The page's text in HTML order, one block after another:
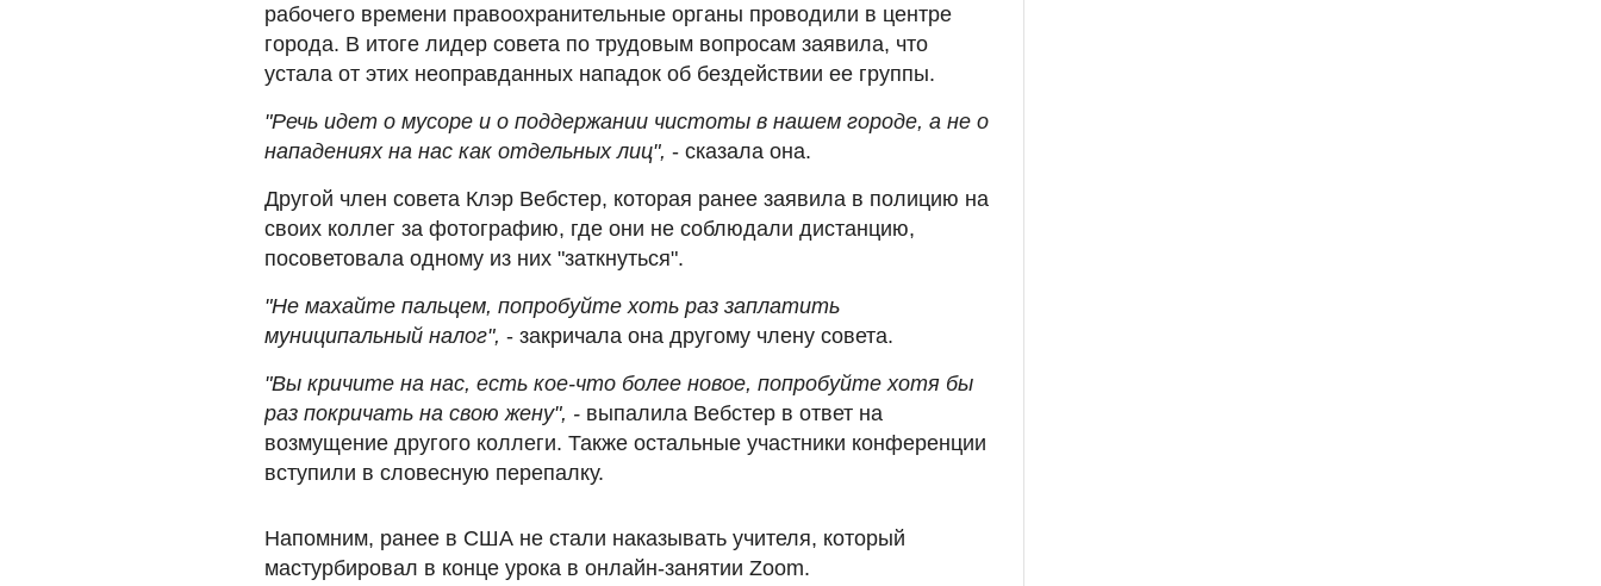
рабочего времени правоохранительные органы проводили в центре
города. В итоге лидер совета по трудовым вопросам заявила, что
устала от этих неоправданных нападок об бездействии ее группы.
"Речь идет о мусоре и о поддержании чистоты в нашем городе, а не о
нападениях на нас как отдельных лиц", - сказала она.
Другой член совета Клэр Вебстер, которая ранее заявила в полицию на
своих коллег за фотографию, где они не соблюдали дистанцию,
посоветовала одному из них "заткнуться".
"Не махайте пальцем, попробуйте хоть раз заплатить
муниципальный налог", - закричала она другому члену совета.
"Вы кричите на нас, есть кое-что более новое, попробуйте хотя бы
раз покричать на свою жену", - выпалила Вебстер в ответ на
возмущение другого коллеги. Также остальные участники конференции
вступили в словесную перепалку.
Напомним, ранее в США не стали наказывать учителя, который
мастурбировал в конце урока в онлайн-занятии Zoom.